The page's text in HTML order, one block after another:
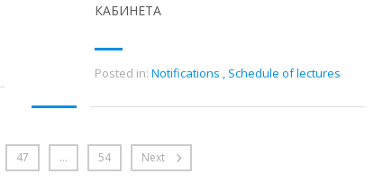
КАБИНЕТА
Posted in: Notifications Schedule of lectures
47 … 54 Next